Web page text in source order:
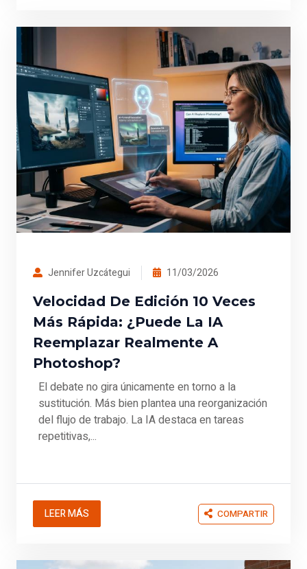
Jennifer Uzcátegui 11/03/2026
Velocidad De Edición 10 Veces
Más Rápida: ¿Puede La IA
Reemplazar Realmente A
Photoshop?
El debate no gira únicamente en torno a la
sustitución. Más bien plantea una reorganización
del flujo de trabajo. La IA destaca en tareas
repetitivas,...
LEER MÁS COMPARTIR